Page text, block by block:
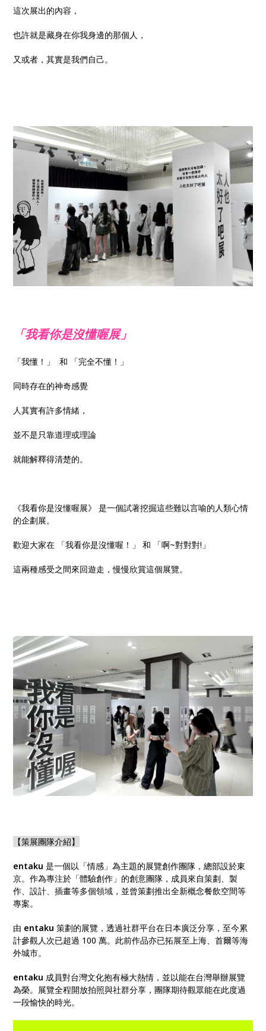
這次展出的內容，
也許就是藏身在你我身邊的那個人，
又或者，其實是我們自己。
「我看你是沒懂喔展」
「我懂！」 和 「完全不懂！」
同時存在的神奇感覺
人其實有許多情緒，
並不是只靠道理或理論
就能解釋得清楚的。
《我看你是沒懂喔展》 是一個試著挖掘這些難以言喻的人類心情
的企劃展。
歡迎大家在 「我看你是沒懂喔！」 和 「啊~對對對!」
這兩種感受之間來回遊走，慢慢欣賞這個展覽。
【策展團隊介紹】
entaku 是一個以「情感」為主題的展覽創作團隊，總部設於東
京。作為專注於「體驗創作」的創意團隊，成員來自策劃、製
作、設計、插畫等多個領域，並曾策劃推出全新概念餐飲空間等
專案。
由 entaku 策劃的展覽，透過社群平台在日本廣泛分享，至今累
計參觀人次已超過 100 萬。此前作品亦已拓展至上海、首爾等海
外城市。
entaku 成員對台灣文化抱有極大熱情，並以能在台灣舉辦展覽
為榮。展覽全程開放拍照與社群分享，團隊期待觀眾能在此度過
一段愉快的時光。